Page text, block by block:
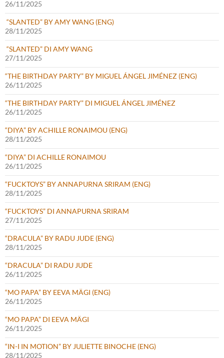
26/11/2025
“SLANTED” BY AMY WANG (ENG)
28/11/2025
“SLANTED” DI AMY WANG
27/11/2025
“THE BIRTHDAY PARTY” BY MIGUEL ÁNGEL JIMÉNEZ (ENG)
26/11/2025
“THE BIRTHDAY PARTY” DI MIGUEL ÁNGEL JIMÉNEZ
26/11/2025
“DIYA” BY ACHILLE RONAIMOU (ENG)
28/11/2025
“DIYA” DI ACHILLE RONAIMOU
26/11/2025
“FUCKTOYS” BY ANNAPURNA SRIRAM (ENG)
28/11/2025
“FUCKTOYS” DI ANNAPURNA SRIRAM
27/11/2025
“DRACULA” BY RADU JUDE (ENG)
28/11/2025
“DRACULA” DI RADU JUDE
26/11/2025
“MO PAPA” BY EEVA MÄGI (ENG)
26/11/2025
“MO PAPA” DI EEVA MÄGI
26/11/2025
“IN-I IN MOTION” BY JULIETTE BINOCHE (ENG)
28/11/2025